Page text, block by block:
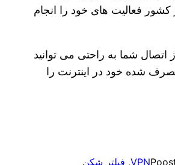
فعالیت‌ های خود را انجام
اتصال شما به راحتی می توانید
شده خود در اینترنت را
VPN
, فیلتر شکن